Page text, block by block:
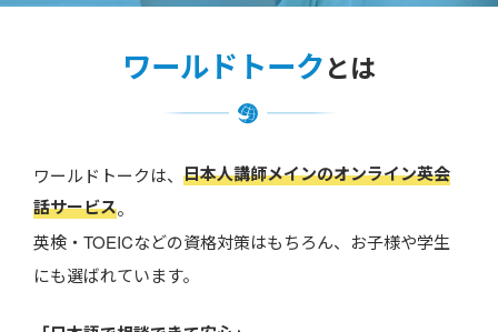
ワールドトークとは
ワールドトークは、 日本人講師メインのオンライン英会
話サービス。
英検・TOEICなどの資格対策はもちろん、お子様や学生
にも選ばれています。